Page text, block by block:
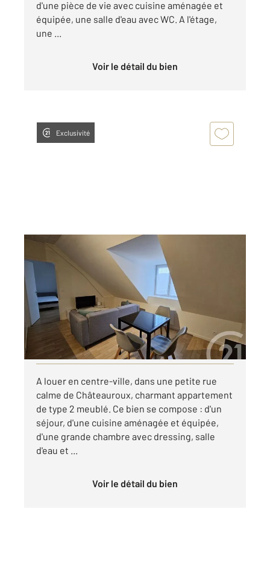
d'une pièce de vie avec cuisine aménagée et
équipée, une salle d'eau avec WC. A l'étage,
une ...
Voir le détail du bien
Exclusivité
CHATEAUROUX 36
29,56 m
Ref : 10412
Appartement T2 à louer
420 €
par mois charges comprises
Visiter le site dédié
A louer en centre-ville, dans une petite rue
calme de Châteauroux, charmant appartement
de type 2 meublé. Ce bien se compose : d'un
séjour, d'une cuisine aménagée et équipée,
d'une grande chambre avec dressing, salle
d'eau et ...
Voir le détail du bien